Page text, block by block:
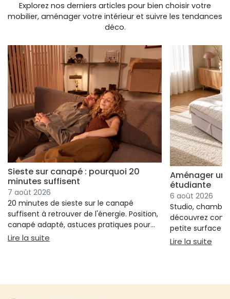
Explorez nos derniers articles pour bien choisir votre
mobilier, aménager votre intérieur et suivre les tendances
déco.
Sieste sur canapé : pourquoi 20
minutes suffisent
7 août 2026
20 minutes de sieste sur le canapé
suffisent à retrouver de l'énergie. Position,
canapé adapté, astuces pratiques pour
bien s'installer.
Lire la suite : Sieste sur canapé : pourquoi 20 minutes
Aménager un
étudiante
6 août 2026
Studio,
découvrez
petite surface à
confort ni
Lire la suite